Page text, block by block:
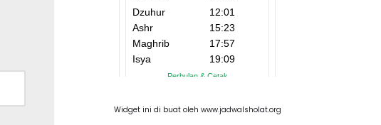
Widget ini di buat oleh www.jadwalsholat.org